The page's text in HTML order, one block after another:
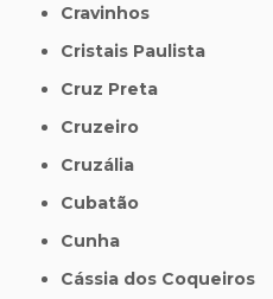
Cravinhos
Cristais Paulista
Cruz Preta
Cruzeiro
Cruzália
Cubatão
Cunha
Cássia dos Coqueiros